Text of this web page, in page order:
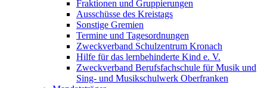
Fraktionen und Gruppierungen
Ausschüsse des Kreistags
Sonstige Gremien
Termine und Tagesordnungen
Zweckverband Schulzentrum Kronach
Hilfe für das lernbehinderte Kind e. V.
Zweckverband Berufsfachschule für Musik und
Sing- und Musikschulwerk Oberfranken